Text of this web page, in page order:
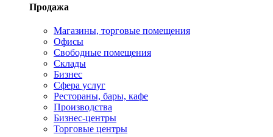
Продажа
Магазины, торговые помещения
Офисы
Свободные помещения
Склады
Бизнес
Сфера услуг
Рестораны, бары, кафе
Производства
Бизнес-центры
Торговые центры